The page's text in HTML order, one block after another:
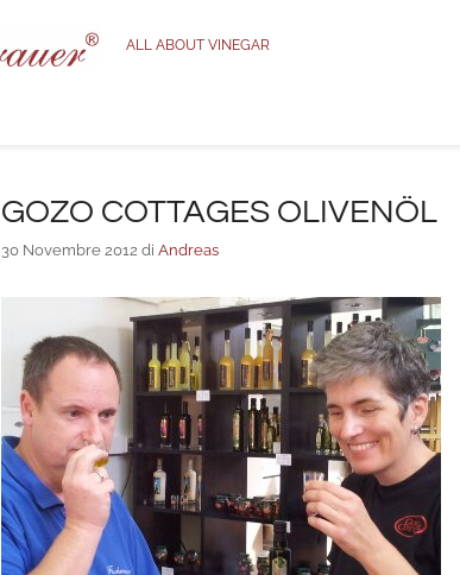
ALL ABOUT VINEGAR
GOZO COTTAGES OLIVENÖL
30 Novembre 2012 di Andreas